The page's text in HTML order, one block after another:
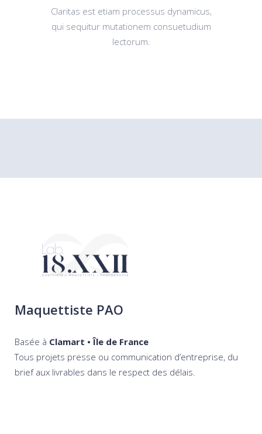
Claritas est etiam processus dynamicus,
qui sequitur mutationem consuetudium
lectorum.
Maquettiste PAO
Basée à Clamart • Île de France
Tous projets presse ou communication d’entreprise, du
brief aux livrables dans le respect des délais.